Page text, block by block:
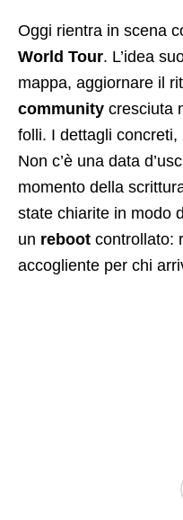
Oggi rientra in scena
World Tour. L’idea
mappa, aggiornare il
community cresciuta
folli. I dettagli
Non c’è una data
momento della
state chiarite in modo
un reboot controllato:
accogliente per chi